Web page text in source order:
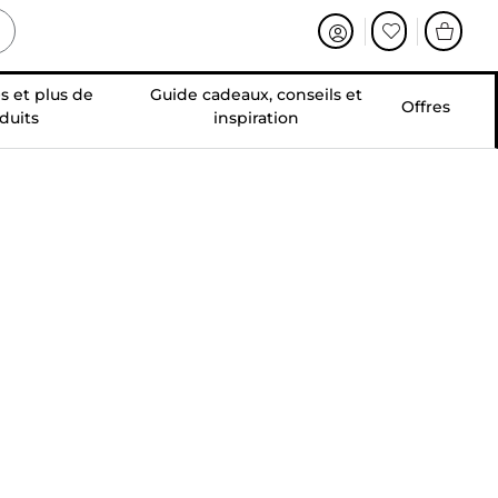
et plus de
Guide cadeaux, conseils et
inspiration
Offres